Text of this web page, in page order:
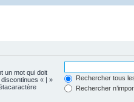
un mot qui doit
« | »
Rechercher tous
Rechercher